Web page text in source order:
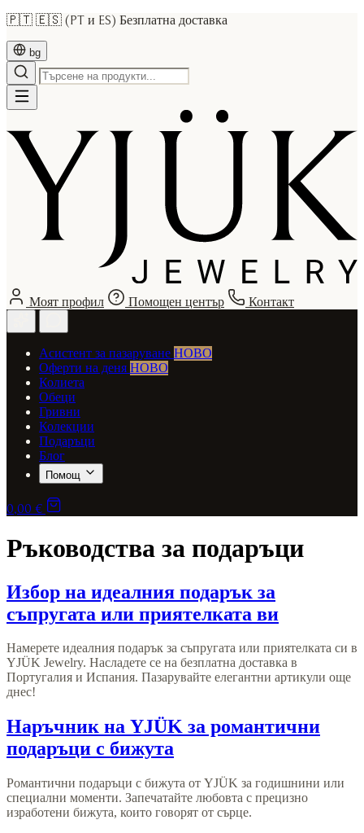
🇵🇹 🇪🇸 (PT и ES) Безплатна доставка
bg
Моят профил Помощен център Контакт
Асистент за пазаруване НОВО
Оферти на деня НОВО
Колиета
Обеци
Гривни
Колекции
Подаръци
Блог
Помощ
0,00 €
Ръководства за подаръци
Избор на идеалния подарък за
съпругата или приятелката ви
Намерете идеалния подарък за съпругата или приятелката си в
YJÜK Jewelry. Насладете се на безплатна доставка в
Португалия и Испания. Пазарувайте елегантни артикули още
днес!
Наръчник на YJÜK за романтични
подаръци с бижута
Романтични подаръци с бижута от YJÜK за годишнини или
специални моменти. Запечатайте любовта с прецизно
изработени бижута, които говорят от сърце.